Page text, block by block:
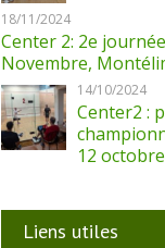
18/11/2024
Center 2: 2e
Novembre,
14/10/2024
Center2 :
12 octobre
Liens utiles